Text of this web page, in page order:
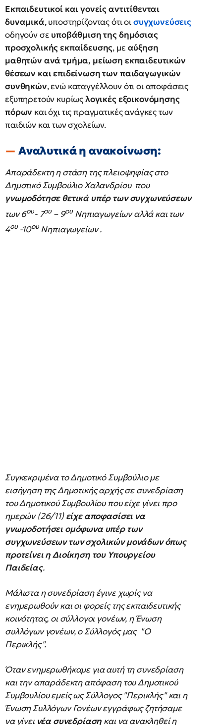
Εκπαιδευτικοί και γονείς αντιτίθενται
δυναμικά, υποστηρίζοντας ότι οισυγχωνεύσεις
οδηγούν σε υποβάθμιση της δημόσιας
προσχολικής εκπαίδευσης, με αύξηση
μαθητών ανά τμήμα, μείωση εκπαιδευτικών
θέσεων και επιδείνωση των παιδαγωγικών
συνθηκών, ενώ καταγγέλλουν ότι οι αποφάσεις
εξυπηρετούν κυρίωςλογικές εξοικονόμησης
πόρων και όχι τις πραγματικές ανάγκες των
παιδιών και των σχολείων.
Αναλυτικά η ανακοίνωση:
Απαράδεκτη η στάση της πλειοψηφίας στο
Δημοτικό Συμβούλιο Χαλανδρίου που
γνωμοδότησε θετικά υπέρ των συγχωνεύσεων
των 6ου- 7ου – 9ου Νηπιαγωγείων αλλά και των
4ου-10ουΝηπιαγωγείων .
Συγκεκριμένα το Δημοτικό Συμβούλιο με
εισήγηση της Δημοτικής αρχής σε συνεδρίαση
του Δημοτικού Συμβουλίου που είχε γίνει προ
ημερών (26/11)είχε αποφασίσει να
γνωμοδοτήσει ομόφωνα υπέρ των
συγχωνεύσεων των σχολικών μονάδων όπως
προτείνει η Διοίκηση του Υπουργείου
Παιδείας.
Μάλιστα η συνεδρίαση έγινε χωρίς να
ενημερωθούν και οι φορείς της εκπαιδευτικής
κοινότητας, οι σύλλογοι γονέων, η Ένωση
συλλόγων γονέων, ο Σύλλογός μας "Ο
Περικλής".
Όταν ενημερωθήκαμε για αυτή τη συνεδρίαση
και την απαράδεκτη απόφαση του Δημοτικού
Συμβουλίου εμείς ως Σύλλογος "Περικλής" και η
Ένωση Συλλόγων Γονέων εγγράφως ζητήσαμε
να γίνει νέα συνεδρίαση και να ανακληθεί η